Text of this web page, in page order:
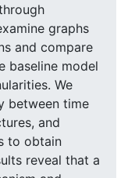
graphs
and compare
baseline model
We
between time
and
to obtain
reveal that a